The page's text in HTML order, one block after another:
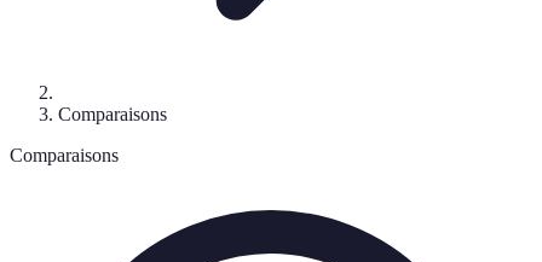
Comparaisons
Comparaisons